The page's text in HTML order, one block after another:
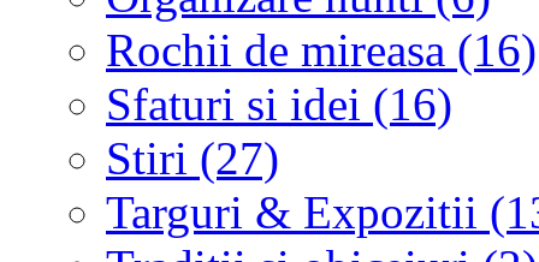
Rochii de mireasa (16)
Sfaturi si idei (16)
Stiri (27)
Targuri & Expozitii